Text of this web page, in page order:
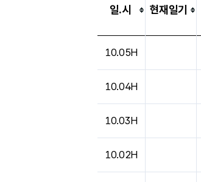
일.시 현재일기
10.05H
10.04H
10.03H
10.02H